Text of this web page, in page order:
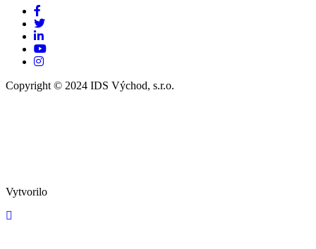
Copyright © 2024 IDS Východ, s.r.o.
Vytvorilo